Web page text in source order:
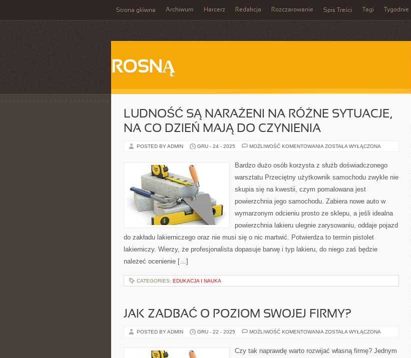
Strona główna Archiwum Harcerz Redakcja Rozczarowanie Spis Treści Tagi Tygodnie
ROSNĄ
LUDNOŚĆ SĄ NARAŻENI NA RÓŻNE SYTUACJE,
NA CO DZIEŃ MAJĄ DO CZYNIENIA
POSTED BY ADMIN GRU - 24 - 2025 MOŻLIWOŚĆ KOMENTOWANIA LUDNOŚĆ
NA
RÓŻNE
NA
DZIEŃ
DO
ZOSTAŁA WYŁĄCZONA
Bardzo dużo osób korzysta z służb doświadczonego
warsztatu Przeciętny użytkownik samochodu zwykle nie
skupia się na kwestii, czym pomalowana jest
powierzchnia jego samochodu. Zabiera nowe auto w
wymarzonym odcieniu prosto ze sklepu, a jeśli idealna
powierzchnia lakieru ulegnie zarysowaniu, oddaje pojazd
do zakładu lakierniczego oraz nie musi się o nic martwić. Potwierdza to termin pistolet
lakierniczy. Wierzy, że profesjonalista dopasuje barwę i typ lakieru, do niego zaś będzie
należeć ocenienie […]
CATEGORIES: EDUKACJA I NAUKA
JAK ZADBAĆ O POZIOM SWOJEJ FIRMY?
POSTED BY ADMIN GRU - 22 - 2025 MOŻLIWOŚĆ KOMENTOWANIA JAK
POZIOM
SWOJEJ
ZOSTAŁA WYŁĄCZONA
Czy tak naprawdę warto rozwijać własną firmę? Jednym